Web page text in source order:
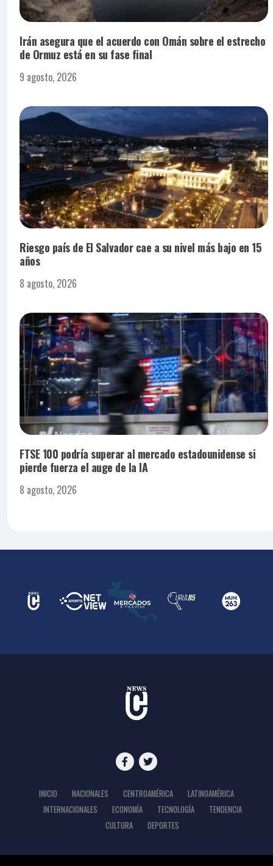
Irán asegura que el acuerdo con Omán sobre el estrecho
de Ormuz está en su fase final
9 agosto, 2026
Riesgo país de El Salvador cae a su nivel más bajo en 15
años
8 agosto, 2026
FTSE 100 podría superar al mercado estadounidense si
pierde fuerza el auge de la IA
8 agosto, 2026
INICIO NACIONALES CENTROAMÉRICA
LATINOAMÉRICA
INTERNACIONALES
ECONOMÍA TECNOLOGÍA
TENDENCIA
CULTURA
DEPORTES